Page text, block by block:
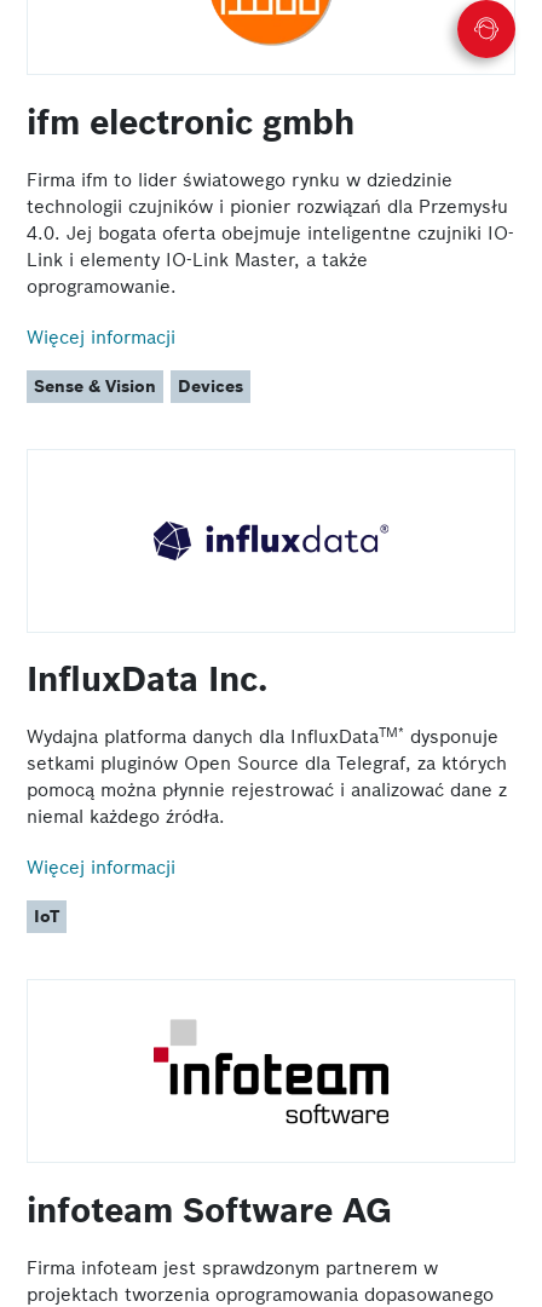
ifm electronic gmbh
Firma ifm to lider światowego rynku w dziedzinie
technologii czujników i pionier rozwiązań dla Przemysłu
4.0. Jej bogata oferta obejmuje inteligentne czujniki IO-
Link i elementy IO-Link Master, a także
oprogramowanie.
Więcej informacji
Sense & Vision Devices
InfluxData Inc.
Wydajna platforma danych dla InfluxDataTM* dysponuje
setkami pluginów Open Source dla Telegraf, za których
pomocą można płynnie rejestrować i analizować dane z
niemal każdego źródła.
Więcej informacji
IoT
infoteam Software AG
Firma infoteam jest sprawdzonym partnerem w
projektach tworzenia oprogramowania dopasowanego